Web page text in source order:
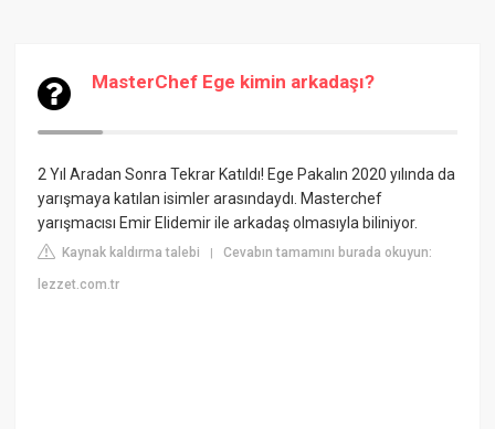
MasterChef Ege kimin arkadaşı?
2 Yıl Aradan Sonra Tekrar Katıldı! Ege Pakalın 2020 yılında da
yarışmaya katılan isimler arasındaydı. Masterchef
yarışmacısı Emir Elidemir ile arkadaş olmasıyla biliniyor.
Kaynak kaldırma talebi |Cevabın tamamını burada okuyun:
lezzet.com.tr